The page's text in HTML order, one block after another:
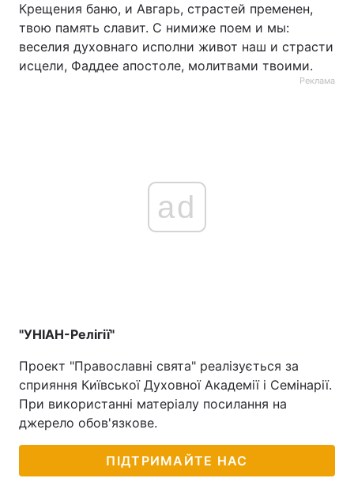
Крещения баню, и Авгарь, страстей пременен,
твою память славит. С нимиже поем и мы:
веселия духовнаго исполни живот наш и страсти
исцели, Фаддее апостоле, молитвами твоими.
Реклама
ad
"УНІАН-Релігії"
Проект "Православні свята" реалізується за
сприяння Київської Духовної Академії і Семінарії.
При використанні матеріалу посилання на
джерело обов'язкове.
ПІДТРИМАЙТЕ НАС